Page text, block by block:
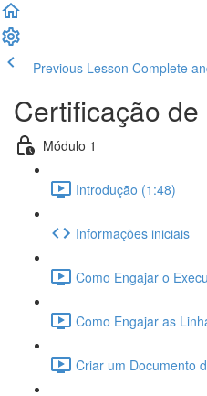
Previous Lesson Complete
Certificação
Módulo 1
Introdução (1:48)
Informações iniciais
Como Engajar o
Como Engajar as
Criar um Documento